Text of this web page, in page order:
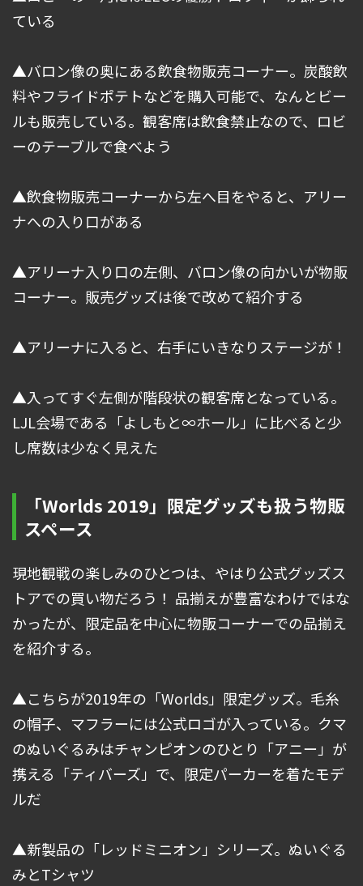
ている
▲バロン像の奥にある飲食物販売コーナー。炭酸飲
料やフライドポテトなどを購入可能で、なんとビー
ルも販売している。観客席は飲食禁止なので、ロビ
ーのテーブルで食べよう
▲飲食物販売コーナーから左へ目をやると、アリー
ナへの入り口がある
▲アリーナ入り口の左側、バロン像の向かいが物販
コーナー。販売グッズは後で改めて紹介する
▲アリーナに入ると、右手にいきなりステージが！
▲入ってすぐ左側が階段状の観客席となっている。
LJL会場である「よしもと∞ホール」に比べると少
し席数は少なく見えた
「Worlds 2019」限定グッズも扱う物販
スペース
現地観戦の楽しみのひとつは、やはり公式グッズス
トアでの買い物だろう！ 品揃えが豊富なわけではな
かったが、限定品を中心に物販コーナーでの品揃え
を紹介する。
▲こちらが2019年の「Worlds」限定グッズ。毛糸
の帽子、マフラーには公式ロゴが入っている。クマ
のぬいぐるみはチャンピオンのひとり「アニー」が
携える「ティバーズ」で、限定パーカーを着たモデ
ルだ
▲新製品の「レッドミニオン」シリーズ。ぬいぐる
みとTシャツ